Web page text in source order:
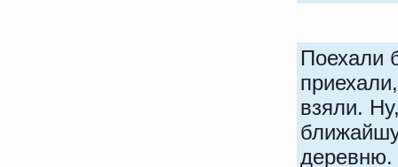
Поехали
взяли.
деревню.